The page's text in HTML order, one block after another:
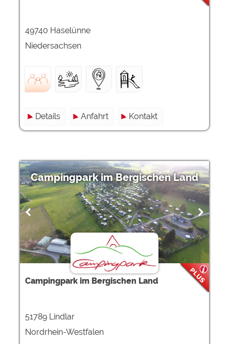
49740 Haselünne
Niedersachsen
Details Anfahrt Kontakt
Campingpark im Bergischen Land
Campingpark im Bergischen Land
51789 Lindlar
Nordrhein-Westfalen